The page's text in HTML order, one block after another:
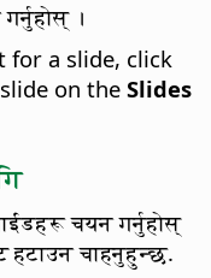
।
for a slide, click
on the Slides
चयन गर्नुहोस्
हटाउन चाहनुहुन्छ.